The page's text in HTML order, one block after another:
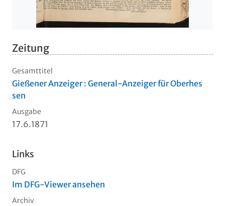
Zeitung
Gesamttitel
Gießener Anzeiger : General-Anzeiger für Oberhes
sen
Ausgabe
17.6.1871
Links
DFG
Im DFG-Viewer ansehen
Archiv